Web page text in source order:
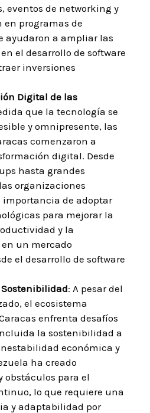
eventos de networking y
programas de
ayudaron a ampliar las
el desarrollo de software
inversiones
Digital de las
que la tecnología se
y omnipresente, las
comenzaron a
digital. Desde
hasta grandes
organizaciones
importancia de adoptar
para mejorar la
y la
un mercado
el desarrollo de software
Sostenibilidad: A pesar del
el ecosistema
enfrenta desafíos
la sostenibilidad a
económica y
ha creado
obstáculos para el
lo que requiere una
y adaptabilidad por